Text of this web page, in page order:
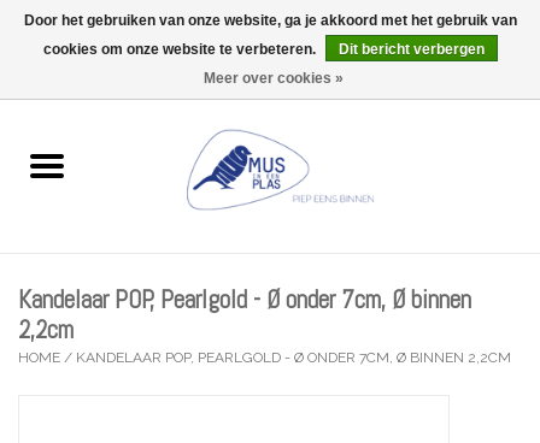
0 Artikelen - €0,00
Wenskaarten
Lifestyle
Kandelaar POP, Pearlgold - Ø onder 7cm, Ø binnen
2,2cm
HOME / KANDELAAR POP, PEARLGOLD - Ø ONDER 7CM, Ø BINNEN 2,2CM
Door het gebruiken van onze website, ga je akkoord met het gebruik van
cookies om onze website te verbeteren.
Dit bericht verbergen
Meer over cookies »
Wij zijn uitzonderlijk gesloten op Do 06/08 en Do 13/08